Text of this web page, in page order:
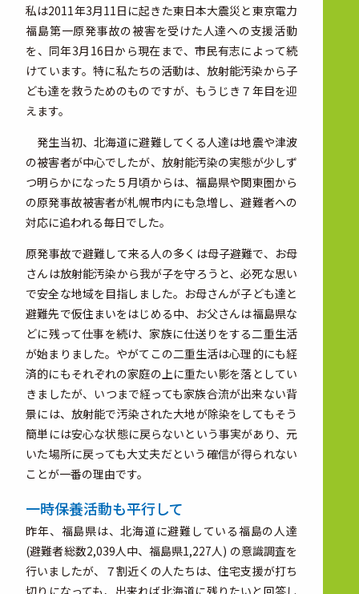
私は2011年3月11日に起きた東日本大震災と東京電力
福島第一原発事故の被害を受けた人達への支援活動
を、同年3月16日から現在まで、市民有志によって続
けています。特に私たちの活動は、放射能汚染から子
ども達を救うためのものですが、もうじき７年目を迎
えます。
発生当初、北海道に避難してくる人達は地震や津波
の被害者が中心でしたが、放射能汚染の実態が少しず
つ明らかになった５月頃からは、福島県や関東圏から
の原発事故被害者が札幌市内にも急増し、避難者への
対応に追われる毎日でした。
原発事故で避難して来る人の多くは母子避難で、お母
さんは放射能汚染から我が子を守ろうと、必死な思い
で安全な地域を目指しました。お母さんが子ども達と
避難先で仮住まいをはじめる中、お父さんは福島県な
どに残って仕事を続け、家族に仕送りをする二重生活
が始まりました。やがてこの二重生活は心理的にも経
済的にもそれぞれの家庭の上に重たい影を落としてい
きましたが、いつまで経っても家族合流が出来ない背
景には、放射能で汚染された大地が除染をしてもそう
簡単には安心な状態に戻らないという事実があり、元
いた場所に戻っても大丈夫だという確信が得られない
ことが一番の理由です。
一時保養活動も平行して
昨年、福島県は、北海道に避難している福島の人達
(避難者総数2,039人中、福島県1,227人) の意識調査を
行いましたが、７割近くの人たちは、住宅支援が打ち